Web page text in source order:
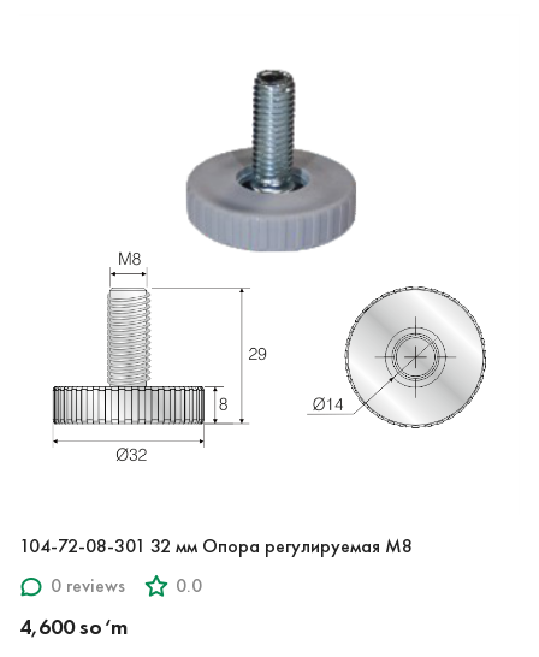
104-72-08-301 32 мм Опора регулируемая М8
0 reviews
0.0
4,600 so‘m